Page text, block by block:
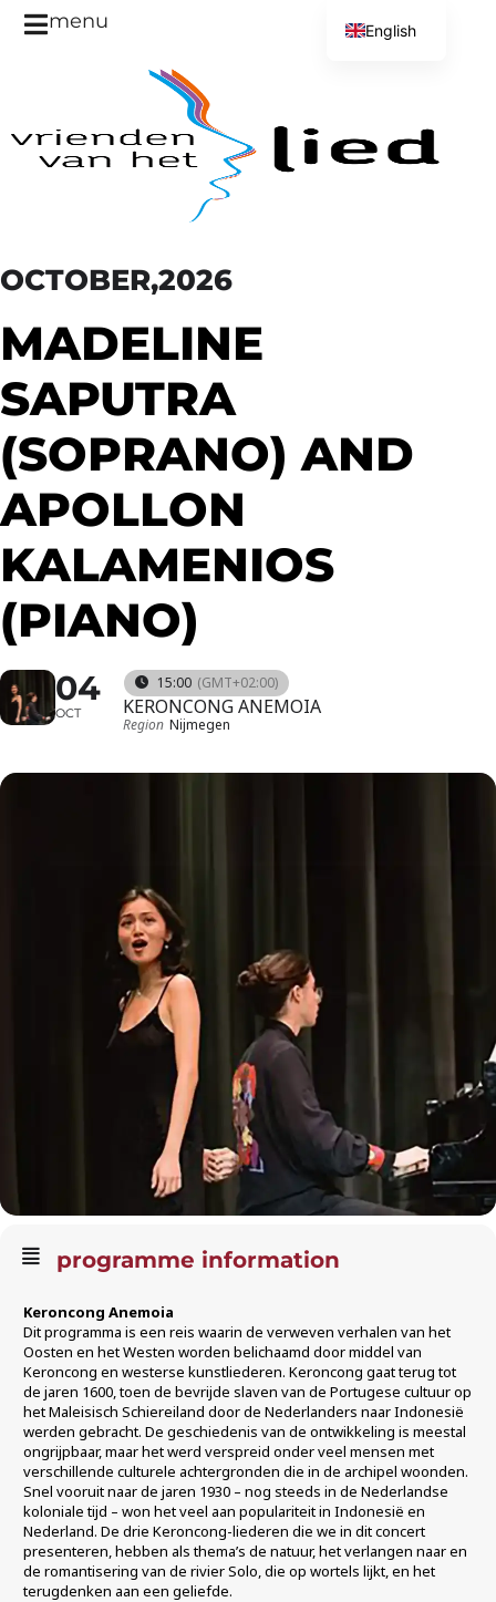
menu
OCTOBER,2026
MADELINE
SAPUTRA
(SOPRANO) AND
APOLLON
KALAMENIOS
(PIANO)
04
OCT
15:00 (GMT+02:00)
KERONCONG ANEMOIA
Region Nijmegen
programme information
Keroncong Anemoia
Dit programma is een reis waarin de verweven verhalen van het
Oosten en het Westen worden belichaamd door middel van
Keroncong en westerse kunstliederen. Keroncong gaat terug tot
de jaren 1600, toen de bevrijde slaven van de Portugese cultuur op
het Maleisisch Schiereiland door de Nederlanders naar Indonesië
werden gebracht. De geschiedenis van de ontwikkeling is meestal
ongrijpbaar, maar het werd verspreid onder veel mensen met
verschillende culturele achtergronden die in de archipel woonden.
Snel vooruit naar de jaren 1930 – nog steeds in de Nederlandse
koloniale tijd – won het veel aan populariteit in Indonesië en
Nederland. De drie Keroncong-liederen die we in dit concert
presenteren, hebben als thema’s de natuur, het verlangen naar en
de romantisering van de rivier Solo, die op wortels lijkt, en het
terugdenken aan een geliefde.
English